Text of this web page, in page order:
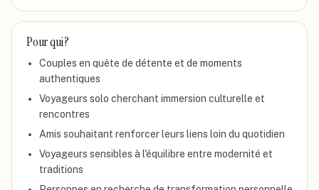
Pour qui ?
Couples en quête de détente et de moments
authentiques
Voyageurs solo cherchant immersion culturelle et
rencontres
Amis souhaitant renforcer leurs liens loin du quotidien
Voyageurs sensibles à l'équilibre entre modernité et
traditions